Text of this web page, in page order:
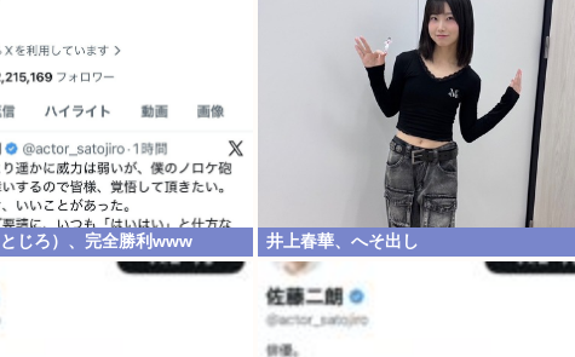
じろ）、完全勝利www 井上春華、へそ出し